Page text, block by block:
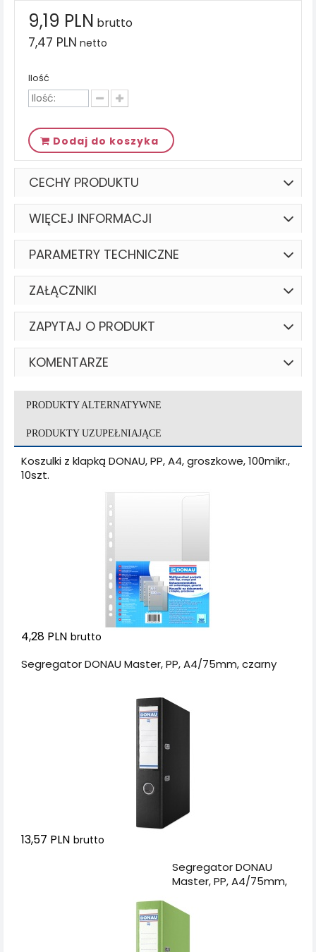
9,19 PLN brutto
7,47 PLN netto
Ilość
Dodaj do koszyka
CECHY PRODUKTU
WIĘCEJ INFORMACJI
PARAMETRY TECHNICZNE
ZAŁĄCZNIKI
ZAPYTAJ O PRODUKT
KOMENTARZE
PRODUKTY ALTERNATYWNE
PRODUKTY UZUPEŁNIAJĄCE
Koszulki z klapką DONAU, PP, A4, groszkowe, 100mikr.,
10szt.
4,28 PLN brutto
Segregator DONAU Master, PP, A4/75mm, czarny
13,57 PLN brutto
Segregator DONAU
Master, PP, A4/75mm,